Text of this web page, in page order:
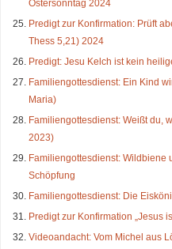
Ostersonntag 2024
Predigt zur Konfirmation: Prüft
Thess 5,21) 2024
Predigt: Jesu Kelch ist kein
Familiengottesdienst: Ein Kind
Maria)
Familiengottesdienst: Weißt du,
2023)
Familiengottesdienst: Wildbiene
Schöpfung
Familiengottesdienst: Die
Predigt zur Konfirmation „Jesus
Videoandacht: Vom Michel aus